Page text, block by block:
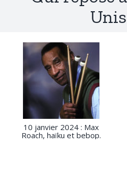
10 janvier 2024 : Max
Roach, haïku et bebop.